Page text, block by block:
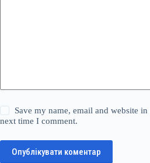
Save my name, email and website
next time I comment.
Опублікувати коментар